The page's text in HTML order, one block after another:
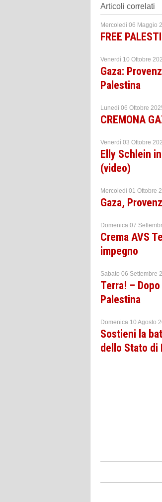
Articoli correlati
Mercoledì 06 Maggio
FREE
Venerdì 10 Ottobre
Gaza:
Palestina
Lunedì 06 Ottobre
CREMONA
Venerdì 03 Ottobre
Elly Schlein
(video)
Mercoledì 01 Ottobre
Gaza,
Domenica 07
Crema AVS
impegno
Sabato 06 Settembre
Terra! –
Palestina
Domenica 10 Agosto
Sostieni la
dello Stato di